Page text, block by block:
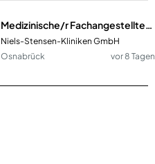
Niels-Stensen-Kliniken GmbH
Osnabrück
vor 8 Tagen